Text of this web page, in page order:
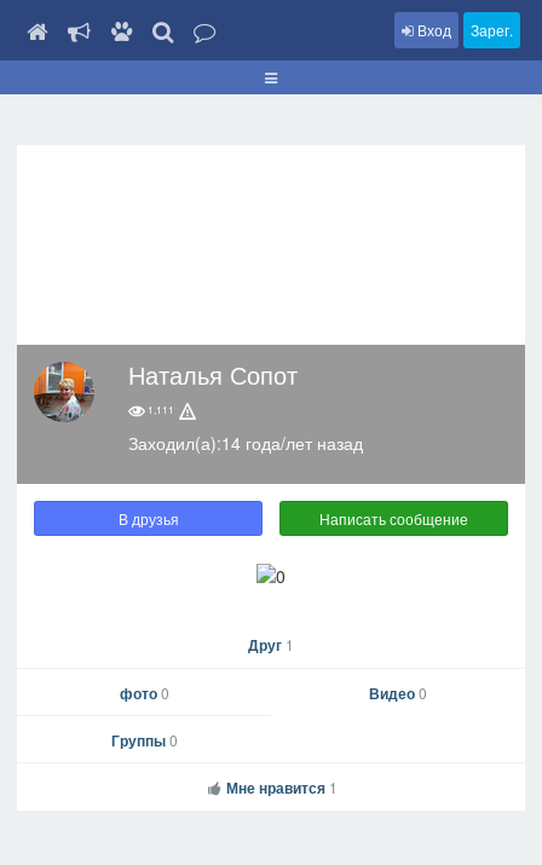
Вход Зарег.
Наталья Сопот
1,111
Заходил(а):14 года/лет назад
В друзья Написать сообщение
Друг 1
фото0 Видео0
Группы0
Мне нравится 1